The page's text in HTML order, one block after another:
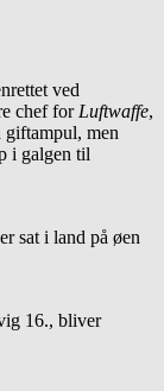
ved
chef forLuftwaffe,
giftampul, men
i galgen til
sat i land på øen
16., bliver